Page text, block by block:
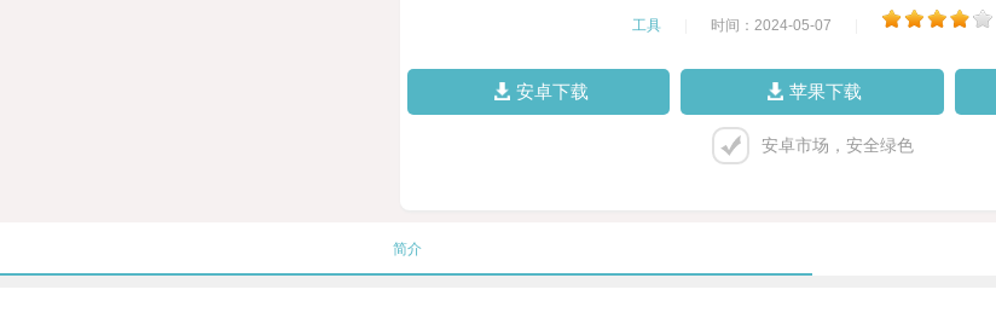
工具 时间：2024-05-07
安卓下载 苹果下载
安卓市场，安全绿色
简介